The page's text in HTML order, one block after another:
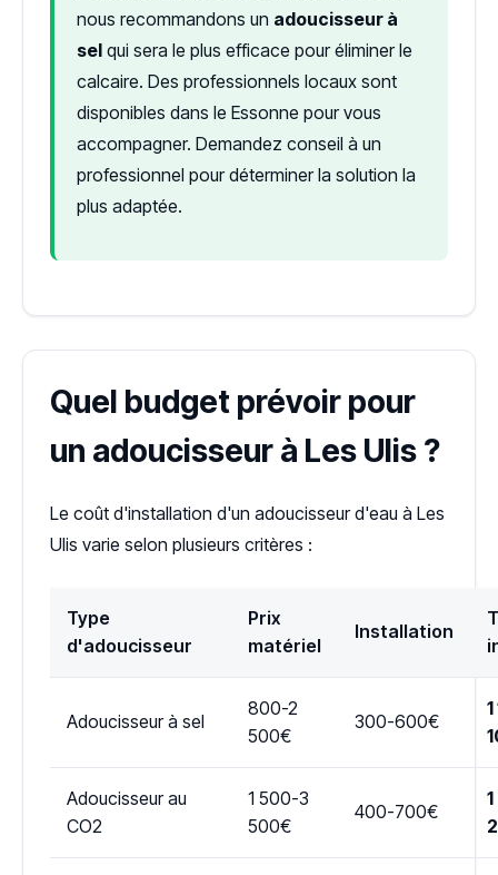
nous recommandons un adoucisseur à
sel qui sera le plus efficace pour éliminer le
calcaire. Des professionnels locaux sont
disponibles dans le Essonne pour vous
accompagner. Demandez conseil à un
professionnel pour déterminer la solution la
plus adaptée.
Quel budget prévoir pour
un adoucisseur à Les Ulis ?
Le coût d'installation d'un adoucisseur d'eau à Les
Ulis varie selon plusieurs critères :
Type
d'adoucisseur
Prix
matériel
Installation
Adoucisseur à sel
800-2
500€
300-600€
Adoucisseur au
CO2
1 500-3
500€
400-700€